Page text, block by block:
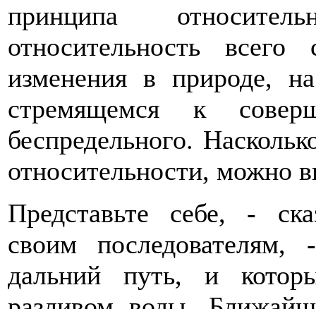
принципа
относительность
изменения в природе,
стремящемся к
беспредельного.
относительности, можно
Представьте себе, -
своим последователям,
дальний путь, и